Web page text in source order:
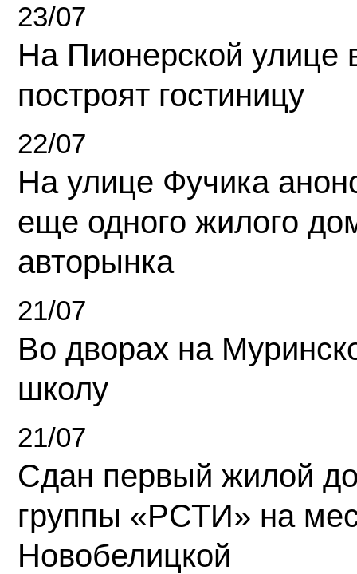
23/07
На Пионерской улице
построят гостиницу
22/07
На улице Фучика
еще одного жилого
авторынка
21/07
Во дворах на
школу
21/07
Сдан первый жилой
группы «РСТИ» на
Новобелицкой